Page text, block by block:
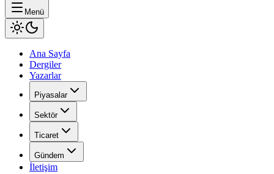
Menü
Ana Sayfa
Dergiler
Yazarlar
Piyasalar
Sektör
Ticaret
Gündem
İletişim